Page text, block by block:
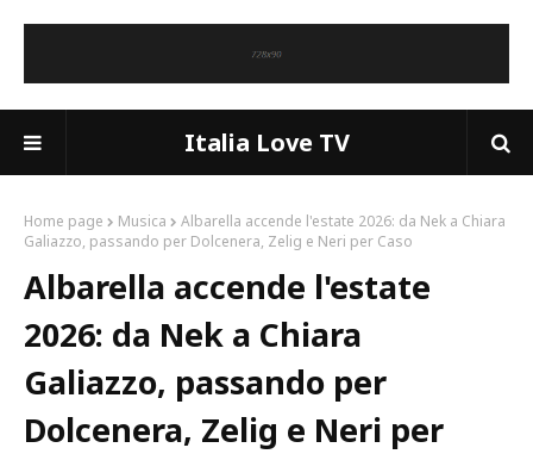
Italia Love TV
Home page Musica
Albarella accende l'estate 2026: da Nek a Chiara
Galiazzo, passando per Dolcenera, Zelig e Neri per Caso
Albarella accende l'estate
2026: da Nek a Chiara
Galiazzo, passando per
Dolcenera, Zelig e Neri per